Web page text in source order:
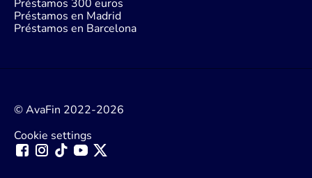
Préstamos 300 euros
Préstamos en Madrid
Préstamos en Barcelona
© AvaFin 2022-2026
Cookie settings